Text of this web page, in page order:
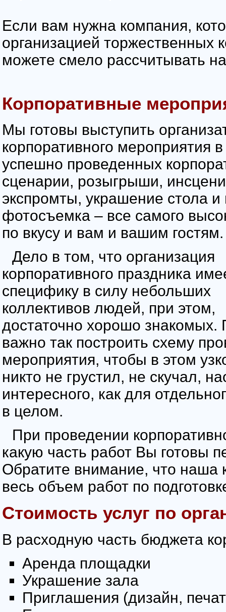
Если вам нужна компания,
организацией торжественных
можете смело рассчитывать
Корпоративные
Мы готовы выступить
корпоративного
успешно проведенных
сценарии, розыгрыши,
экспромты, украшение стола
фотосъемка – все самого
по вкусу и вам и вашим гостям.
Дело в том, что организация
корпоративного праздника
специфику в силу небольших
коллективов людей, при этом,
достаточно хорошо знакомых.
важно так построить схему
мероприятия, чтобы в этом
никто не грустил, не скучал,
интересного, как для
в целом.
При проведении
какую часть работ Вы готовы
Обратите внимание, что наша
весь объем работ по
Стоимость услуг по
В расходную часть бюджета
Аренда площадки
Украшение зала
Приглашения (дизайн,